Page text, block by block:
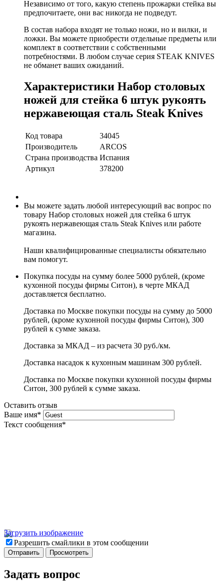
Независимо от того, какую степень прожарки стейка вы
предпочитаете, они вас никогда не подведут.
В состав набора входят не только ножи, но и вилки, и
ложки. Вы можете приобрести отдельные предметы или
комплект в соответствии с собственными
потребностями. В любом случае серия STEAK KNIVES
не обманет ваших ожиданий.
Характеристики Набор столовых
ножей для стейка 6 штук рукоять
нержавеющая сталь Steak Knives
Код товара
34045
Производитель
ARCOS
Страна производства Испания
Артикул
378200
Вы можете задать любой интересующий вас вопрос по
товару Набор столовых ножей для стейка 6 штук
рукоять нержавеющая сталь Steak Knives или работе
магазина.
Наши квалифицированные специалисты обязательно
вам помогут.
Покупка посуды на сумму более 5000 рублей, (кроме
кухонной посуды фирмы Ситон), в черте МКАД
доставляется бесплатно.
Доставка по Москве покупки посуды на сумму до 5000
рублей, (кроме кухонной посуды фирмы Ситон), 300
рублей к сумме заказа.
Доставка за МКАД – из расчета 30 руб./км.
Доставка насадок к кухонным машинам 300 рублей.
Доставка по Москве покупки кухонной посуды фирмы
Ситон, 300 рублей к сумме заказа.
Оставить отзыв
Ваше имя*
Текст сообщения*
Загрузить изображение
Разрешить смайлики в этом сообщении
Задать вопрос